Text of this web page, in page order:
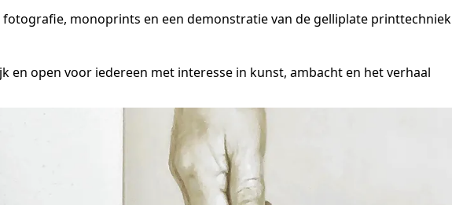
fotografie, monoprints en een demonstratie van de gelliplate printtechniek
en open voor iedereen met interesse in kunst, ambacht en het verhaal